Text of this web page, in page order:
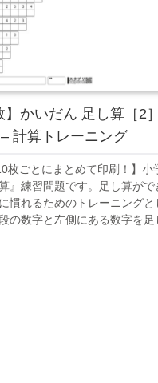
】かいだん 足し算［2
計算トレーニング
枚ごとにまとめて印刷！】小
』練習問題です。足し算がで
慣れるためのトレーニングと
の数字と左側にある数字を足